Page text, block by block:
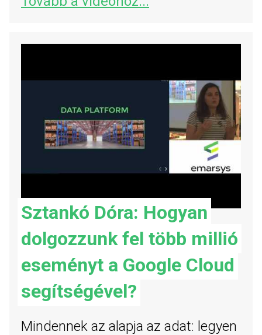
Sztankó Dóra: Hogyan
dolgozzunk fel több millió
eseményt a Google Cloud
segítségével?
Mindennek az alapja az adat: legyen